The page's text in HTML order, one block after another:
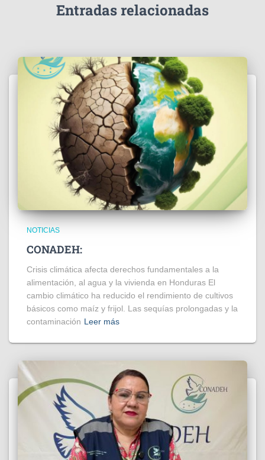
Entradas relacionadas
NOTICIAS
CONADEH:
Crisis climática afecta derechos fundamentales a la
alimentación, al agua y la vivienda en Honduras El
cambio climático ha reducido el rendimiento de cultivos
básicos como maíz y frijol. Las sequías prolongadas y la
contaminación Leer más